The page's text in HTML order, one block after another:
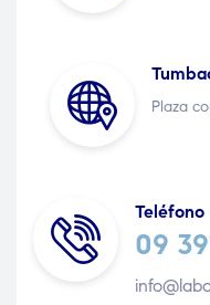
Plaza
Teléfono
09